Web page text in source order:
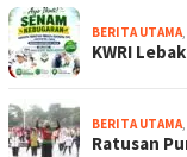
BERITA UTAMA,
KWRI
BERITA UTAMA,
Ratusan